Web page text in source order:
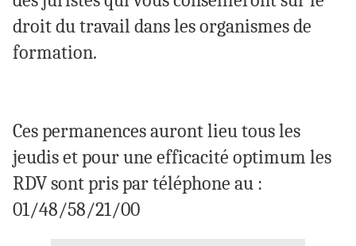
droit du travail dans les organismes de
formation.
Ces permanences auront lieu tous les
jeudis et pour une efficacité optimum les
RDV sont pris par téléphone au :
01/48/58/21/00